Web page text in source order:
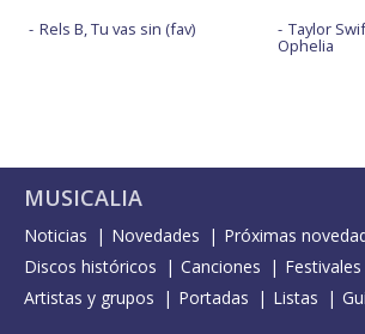
Rels B, Tu vas sin (fav) Taylor
Ophelia
MUSICALIA
Noticias Novedades
Próximas
Discos históricos
Canciones Festivales
Artistas y grupos
Portadas Listas